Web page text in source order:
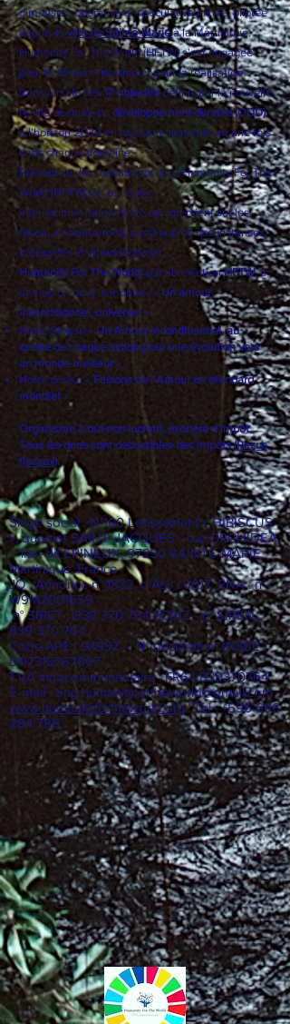
Internationale française à but non lucratif, de
dimension opérative et spéculative initiée, pilotée
depuis la ville de Sainte-Marieà la Martinique.
Humanity For The World (HFTW) s'est engagée
pour la démocratisation et pour la réalisation
transversale des17 objectifsdéfinis par la nouvelle
feuille de route dudéveloppement durable (ODD)
à l’horizon 2030 en agissant au minimum une fois
dans chaque domaine.
Présent sur les réseaux sociaux, Humanity For The
World (HFTW) est unlobby
internationalhumanitaire qui intervient sur les
réseaux sociaux mais aussi auprès des instances
nationales et internationales.
Humanity For The World, par abréviationHFTW , à
une vision pour le monde : «
Un amour
inconditionnel, universel
Notre Slogan «Un Amour inconditionnel, au
centre de chaque action pour une évolution vers
un monde meilleur
Notre devise «
Faisons de l’Amour un étendard
mondial»
Organisme à but non lucratif, exonéré d'impôt.
Tous les dons sont déductibles des impôts (Reçus
fiscaux).
Siège social : N°100 Lotissement « HIBISCUS
», quartier SAINT-JACQUES - rue ORCHIDEA
- lieu-dit EPINEUX, 97230 SAINTE-MARIE.
Martinique. France
JO : Annonce n° 1832, n°Ass : 0017, RNA : n°
W9M2001659
n° SIRET : 839 370 764 00012- n° SIREN :
839 370 764
Code APE : 9499Z – N° déclaration INSEE :
D97316767067
TVA intracommunautaire : FR64839370764
E-mail :ong.humanityfortheworld@gmail.com
www.humanityfortheworld.orgTel : +596 696
284 788